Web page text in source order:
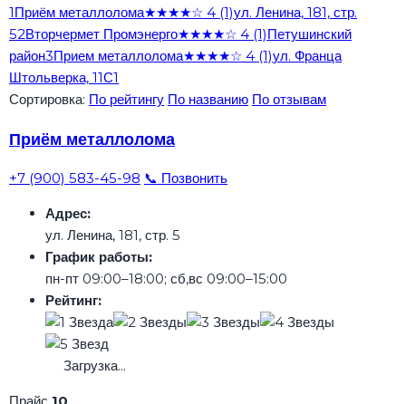
1Приём металлолома★★★★☆ 4 (1)ул. Ленина, 181, стр.
52Вторчермет Промэнерго★★★★☆ 4 (1)Петушинский
район3Прием металлолома★★★★☆ 4 (1)ул. Франца
Штольверка, 11С1
Сортировка: По рейтингу По названию По отзывам
Приём металлолома
+7 (900) 583-45-98 📞 Позвонить
Адрес:
ул. Ленина, 181, стр. 5
График работы:
пн-пт 09:00–18:00; сб,вс 09:00–15:00
Рейтинг:
Загрузка...